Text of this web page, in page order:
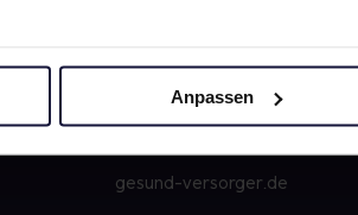
Anpassen
Barrierefreiheitserklärung
gesund-versorger.de